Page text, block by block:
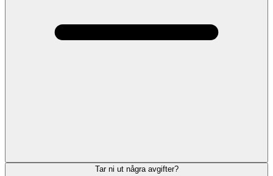
Tar ni ut några avgifter?